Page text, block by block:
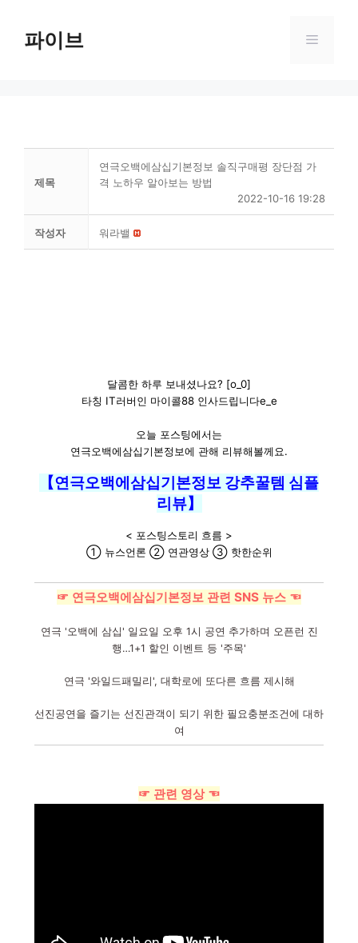
content파이브 Menu
제목
연극오백에삼십기본정보 솔직구매평 장단점 가
격 노하우 알아보는 방법
2022-10-16 19:28
작성자 워라밸
달콤한 하루 보내셨나요? [o_0]
타칭 IT러버인 마이콜88 인사드립니다e_e
오늘 포스팅에서는
연극오백에삼십기본정보에 관해 리뷰해볼께요.
【연극오백에삼십기본정보 강추꿀템 심플
리뷰】
< 포스팅스토리 흐름 >
① 뉴스언론 ② 연관영상 ③ 핫한순위
☞ 연극오백에삼십기본정보 관련 SNS 뉴스 ☜
연극 '오백에 삼십' 일요일 오후 1시 공연 추가하며 오픈런 진
행…1+1 할인 이벤트 등 '주목'
연극 '와일드패밀리', 대학로에 또다른 흐름 제시해
선진공연을 즐기는 선진관객이 되기 위한 필요충분조건에 대하
여
☞ 관련 영상 ☜